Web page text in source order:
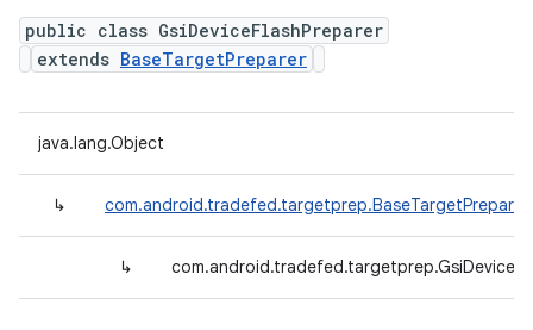
public class GsiDeviceFlashPreparer
extends BaseTargetPreparer
java.lang.Object
↳ com.android.tradefed.targetprep.BaseTargetPreparer
↳